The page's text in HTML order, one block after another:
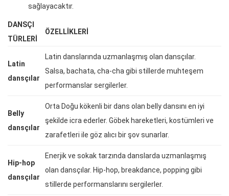
sağlayacaktır.
DANSÇI
TÜRLERI
ÖZELLIKLERI
Latin
dansçılar
Latin danslarında uzmanlaşmış olan dansçılar.
Salsa, bachata, cha-cha gibi stillerde muhteşem
performanslar sergilerler.
Belly
dansçılar
Orta Doğu kökenli bir dans olan belly dansını en iyi
şekilde icra ederler. Göbek hareketleri, kostümleri ve
zarafetleri ile göz alıcı bir şov sunarlar.
Hip-hop
dansçılar
Enerjik ve sokak tarzında danslarda uzmanlaşmış
olan dansçılar. Hip-hop, breakdance, popping gibi
stillerde performanslarını sergilerler.